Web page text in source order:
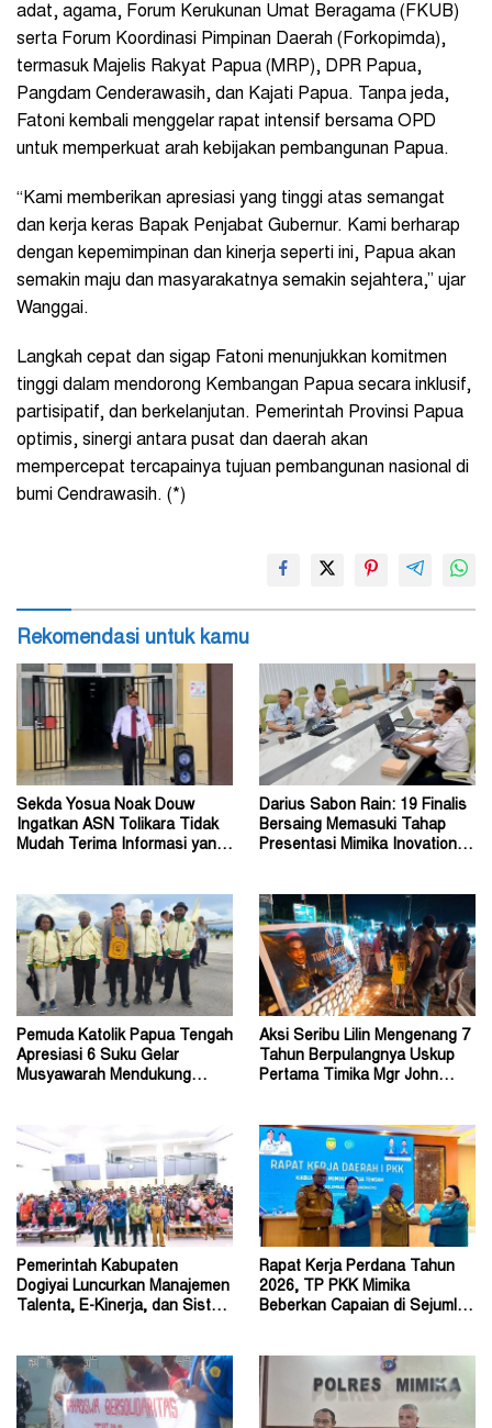
adat, agama, Forum Kerukunan Umat Beragama (FKUB)
serta Forum Koordinasi Pimpinan Daerah (Forkopimda),
termasuk Majelis Rakyat Papua (MRP), DPR Papua,
Pangdam Cenderawasih, dan Kajati Papua. Tanpa jeda,
Fatoni kembali menggelar rapat intensif bersama OPD
untuk memperkuat arah kebijakan pembangunan Papua.
“Kami memberikan apresiasi yang tinggi atas semangat
dan kerja keras Bapak Penjabat Gubernur. Kami berharap
dengan kepemimpinan dan kinerja seperti ini, Papua akan
semakin maju dan masyarakatnya semakin sejahtera,” ujar
Wanggai.
Langkah cepat dan sigap Fatoni menunjukkan komitmen
tinggi dalam mendorong Kembangan Papua secara inklusif,
partisipatif, dan berkelanjutan. Pemerintah Provinsi Papua
optimis, sinergi antara pusat dan daerah akan
mempercepat tercapainya tujuan pembangunan nasional di
bumi Cendrawasih. (*)
Rekomendasi untuk kamu
Sekda Yosua Noak Douw
Ingatkan ASN Tolikara Tidak
Mudah Terima Informasi yang
Darius Sabon Rain: 19 Finalis
Bersaing Memasuki Tahap
Presentasi Mimika Inovation
Pemuda Katolik Papua Tengah
Apresiasi 6 Suku Gelar
Musyawarah Mendukung
Aksi Seribu Lilin Mengenang 7
Tahun Berpulangnya Uskup
Pertama Timika Mgr John
Pemerintah Kabupaten
Dogiyai Luncurkan Manajemen
Talenta, E-Kinerja, dan Sistem
Rapat Kerja Perdana Tahun
2026, TP PKK Mimika
Beberkan Capaian di Sejumlah